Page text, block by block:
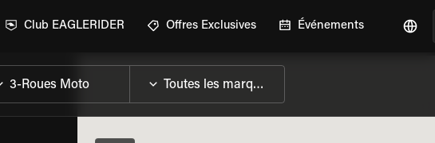
Club EAGLERIDER Offres Exclusives Événements